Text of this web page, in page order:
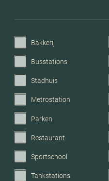
C.v.-ketel bouwjaar
Voorzieningen
Parkeerfaciliteiten
Garage
Bakkerij
Busstations
Stadhuis
Metrostation
Parken
Restaurant
Sportschool
Tankstations